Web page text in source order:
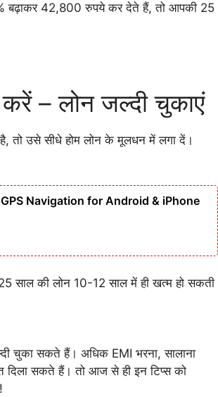
बढ़ाकर 42,800 रुपये कर देते हैं, तो आपकी 25
– लोन जल्दी चुकाएं
तो उसे सीधे होम लोन के मूलधन में लगा दें।
Navigation for Android & iPhone
साल की लोन 10-12 साल में ही खत्म हो सकती
चुका सकते हैं। अधिक EMI भरना, सालाना
दिला सकते हैं। तो आज से ही इन टिप्स को